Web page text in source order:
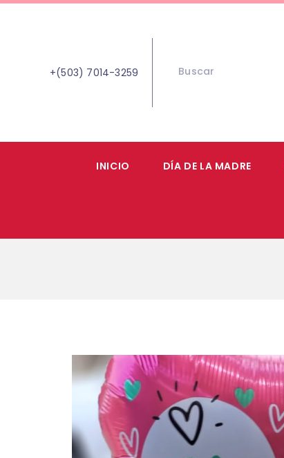
+(503) 7014-3259
INICIO DÍA DE LA MADRE